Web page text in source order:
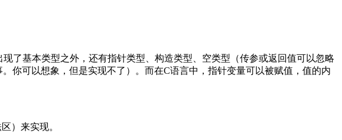
了基本类型之外，还有指针类型、构造类型、空类型（传参或返回值可以忽略
你可以想象，但是实现不了）。而在C语言中，指针变量可以被赋值，值的内
）来实现。